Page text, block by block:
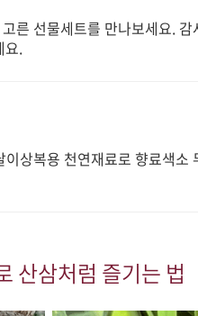
른 선물세트를 만나보세요.
요.
상복용 천연재료로 향료색소
산삼처럼 즐기는 법